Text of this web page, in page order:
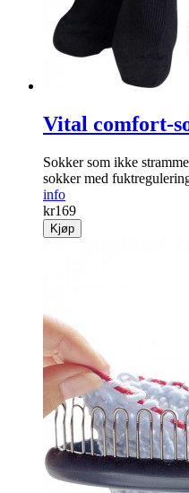
Vital comfort-
Sokker som ikke
sokker med
info
kr169
Kjøp